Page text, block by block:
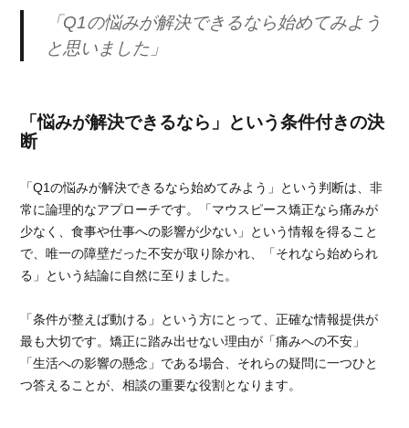
「Q1の悩みが解決できるなら始めてみよう
と思いました」
「悩みが解決できるなら」という条件付きの決
断
「Q1の悩みが解決できるなら始めてみよう」という判断は、非
常に論理的なアプローチです。「マウスピース矯正なら痛みが
少なく、食事や仕事への影響が少ない」という情報を得ること
で、唯一の障壁だった不安が取り除かれ、「それなら始められ
る」という結論に自然に至りました。
「条件が整えば動ける」という方にとって、正確な情報提供が
最も大切です。矯正に踏み出せない理由が「痛みへの不安」
「生活への影響の懸念」である場合、それらの疑問に一つひと
つ答えることが、相談の重要な役割となります。